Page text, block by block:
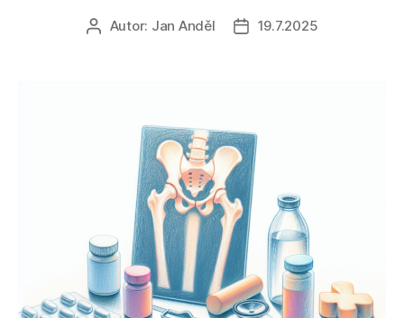
AutorAutor: Jan Anděl
Datum
19.7.2025